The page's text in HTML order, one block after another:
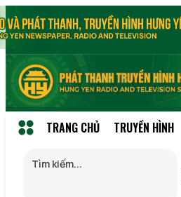
TRANG CHỦ TRUYỀN HÌNH